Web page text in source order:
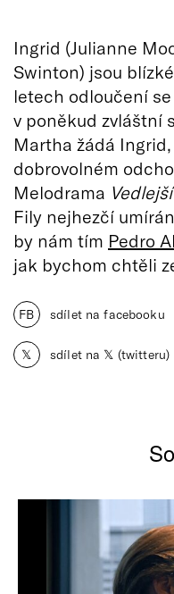
Ingrid (Julianne
Swinton) jsou
letech odloučení
v poněkud zvláštní
Martha žádá
dobrovolném
Melodrama
Fily nejhezčí
by nám tím Pedro
jak bychom chtěli
FB sdílet na facebooku
𝕏 sdílet na 𝕏 (twitteru)